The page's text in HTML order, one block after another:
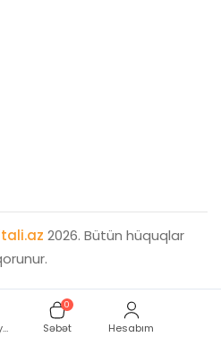
Kateqoriyalar Səbət
0
Hesabım
2026. Bütün hüquqlar